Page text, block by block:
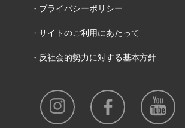
プライバシーポリシー
サイトのご利用にあたって
反社会的勢力に対する基本方針